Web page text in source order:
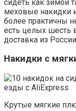
сидеть как зимой
меховые накидки
более практичны
есть целых шесть
доставка из
Накидки с
Крутые мягкие